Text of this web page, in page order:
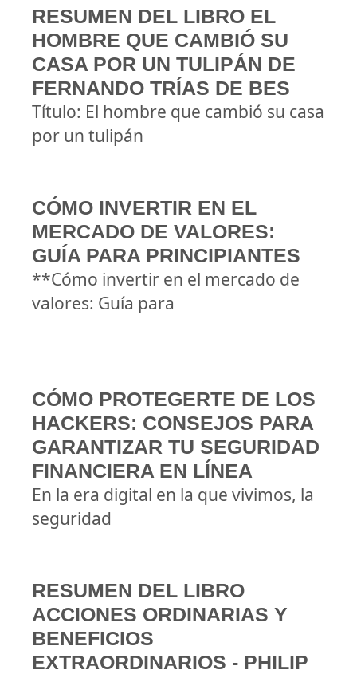
RESUMEN DEL LIBRO EL
HOMBRE QUE CAMBIÓ SU
CASA POR UN TULIPÁN DE
FERNANDO TRÍAS DE BES
Título: El hombre que cambió su casa
por un tulipán
CÓMO INVERTIR EN EL
MERCADO DE VALORES:
GUÍA PARA PRINCIPIANTES
**Cómo invertir en el mercado de
valores: Guía para
CÓMO PROTEGERTE DE LOS
HACKERS: CONSEJOS PARA
GARANTIZAR TU SEGURIDAD
FINANCIERA EN LÍNEA
En la era digital en la que vivimos, la
seguridad
RESUMEN DEL LIBRO
ACCIONES ORDINARIAS Y
BENEFICIOS
EXTRAORDINARIOS - PHILIP